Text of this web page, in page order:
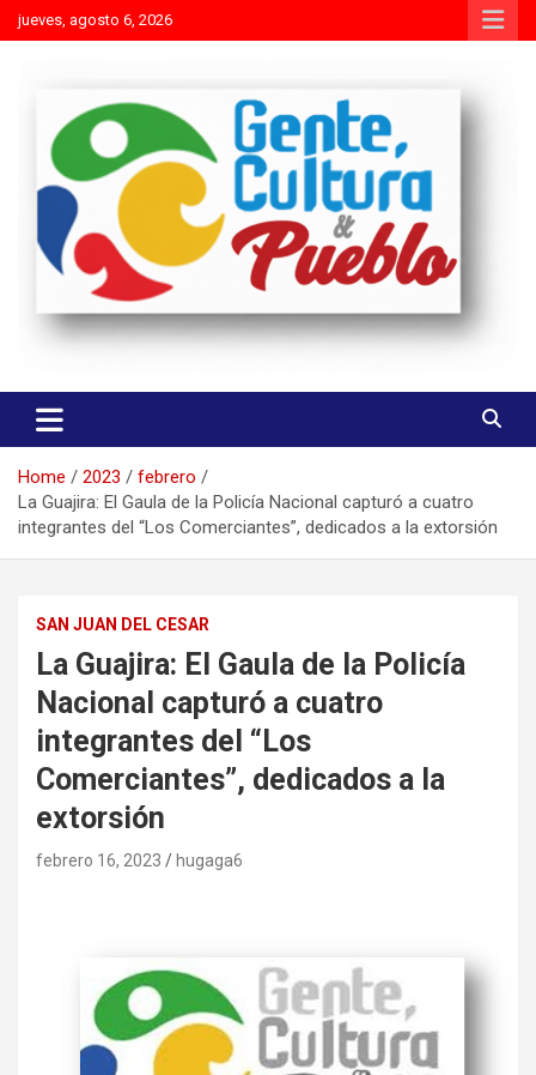
Skip
to
jueves, agosto 6, 2026
Gente Cultura y Pueblo
Home 2023
febrero
La Guajira: El Gaula de la Policía Nacional capturó a cuatro
integrantes del “Los Comerciantes”, dedicados a la extorsión
SAN JUAN DEL CESAR
La Guajira: El Gaula de la Policía
Nacional capturó a cuatro
integrantes del “Los
Comerciantes”, dedicados a la
extorsión
febrero 16, 2023 hugaga6